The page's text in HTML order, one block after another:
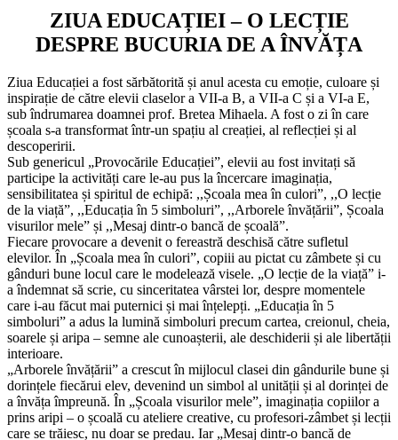
ZIUA EDUCAȚIEI – O LECȚIE
DESPRE BUCURIA DE A ÎNVĂȚA
Ziua Educației a fost sărbătorită și anul acesta cu emoție, culoare și
inspirație de către elevii claselor a VII-a B, a VII-a C și a VI-a E,
sub îndrumarea doamnei prof. Bretea Mihaela. A fost o zi în care
școala s-a transformat într-un spațiu al creației, al reflecției și al
descoperirii.
Sub genericul „Provocările Educației”, elevii au fost invitați să
participe la activități care le-au pus la încercare imaginația,
sensibilitatea și spiritul de echipă: ,,Școala mea în culori”, ,,O lecție
de la viață”, ,,Educația în 5 simboluri”, ,,Arborele învățării”, Școala
visurilor mele” și ,,Mesaj dintr-o bancă de școală”.
Fiecare provocare a devenit o fereastră deschisă către sufletul
elevilor. În „Școala mea în culori”, copiii au pictat cu zâmbete și cu
gânduri bune locul care le modelează visele. „O lecție de la viață” i-
a îndemnat să scrie, cu sinceritatea vârstei lor, despre momentele
care i-au făcut mai puternici și mai înțelepți. „Educația în 5
simboluri” a adus la lumină simboluri precum cartea, creionul, cheia,
soarele și aripa – semne ale cunoașterii, ale deschiderii și ale libertății
interioare.
„Arborele învățării” a crescut în mijlocul clasei din gândurile bune și
dorințele fiecărui elev, devenind un simbol al unității și al dorinței de
a învăța împreună. În „Școala visurilor mele”, imaginația copiilor a
prins aripi – o școală cu ateliere creative, cu profesori-zâmbet și lecții
care se trăiesc, nu doar se predau. Iar „Mesaj dintr-o bancă de